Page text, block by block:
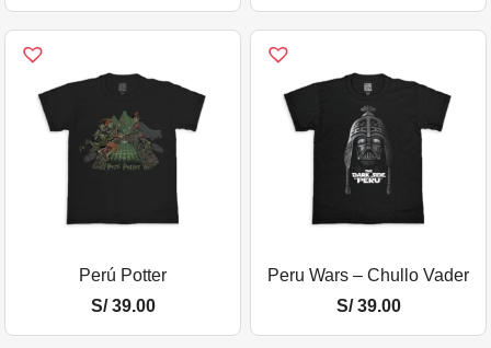
Perú Potter
S/39.00
Peru Wars – Chullo Vader
S/39.00